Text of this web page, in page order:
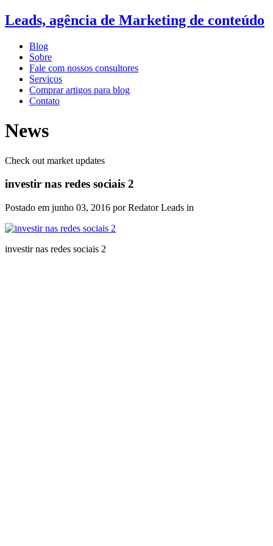
Leads, agência de Marketing de conteúdo
Blog
Sobre
Fale com nossos consultores
Serviços
Comprar artigos para blog
Contato
News
Check out market updates
investir nas redes sociais 2
Postado em junho 03, 2016 por Redator Leads in
investir nas redes sociais 2